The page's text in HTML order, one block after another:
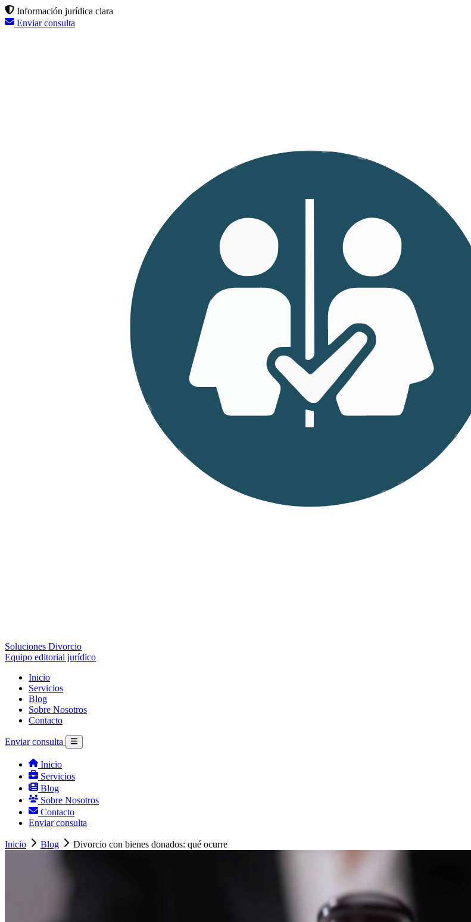
Información jurídica clara
Enviar consulta
Soluciones Divorcio
Equipo editorial jurídico
Inicio
Servicios
Blog
Sobre Nosotros
Contacto
Enviar consulta
Inicio
Servicios
Blog
Sobre Nosotros
Contacto
Enviar consulta
Inicio Blog Divorcio con bienes donados: qué ocurre